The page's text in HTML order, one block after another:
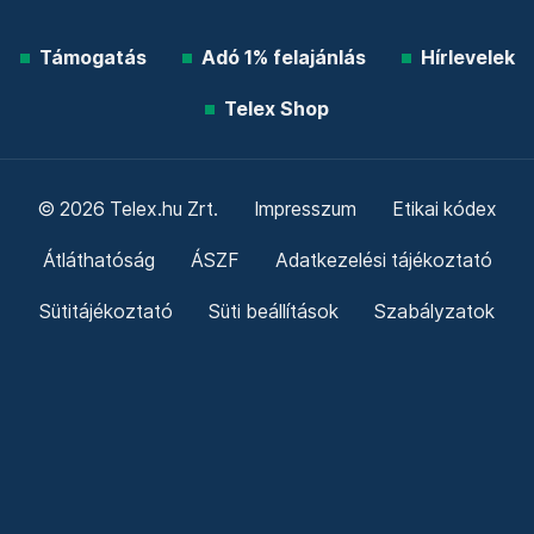
Támogatás Adó 1% felajánlás Hírlevelek
Telex Shop
© 2026 Telex.hu Zrt. Impresszum Etikai kódex
Átláthatóság ÁSZF Adatkezelési tájékoztató
Sütitájékoztató Süti beállítások Szabályzatok